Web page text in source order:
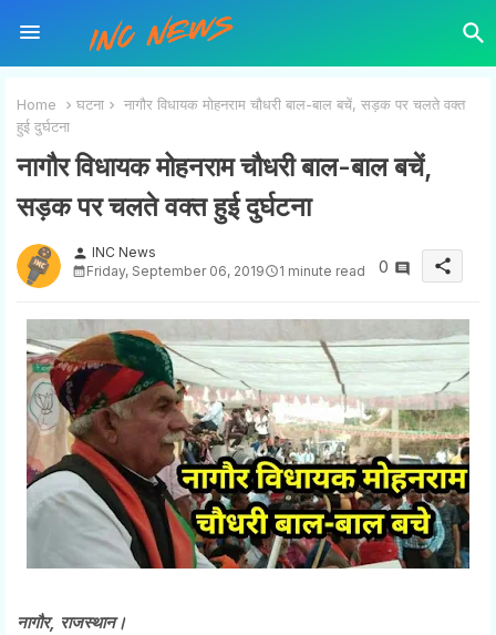
Home घटना
नागौर विधायक मोहनराम चौधरी बाल-बाल बचें, सड़क पर चलते वक्त
हुई दुर्घटना
नागौर विधायक मोहनराम चौधरी बाल-बाल बचें,
सड़क पर चलते वक्त हुई दुर्घटना
person INC News
Friday, September 06, 2019
1 minute read 0 share
नागौर, राजस्थान।